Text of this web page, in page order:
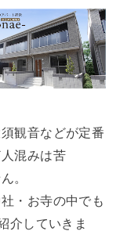
観音などが定番
混みは苦
。
・お寺の中でも
介していきま